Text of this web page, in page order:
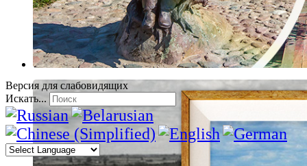
Версия для слабовидящих
Искать...